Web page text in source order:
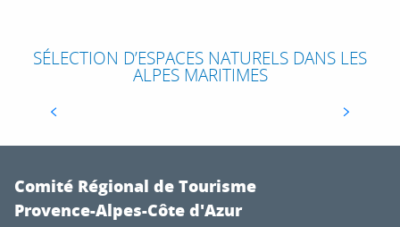
SÉLECTION D’ESPACES NATURELS DANS LES
ALPES MARITIMES
LA VALLÉE DE LA VÉSUBIE
Née dans le massif du Mercantour, la Vésubie
de mêler ses eaux à celles du Var puis de la
Méditerranée. Réputée pour ses paysages...
LIRE LA SUITE
Comité Régional de Tourisme
Provence-Alpes-Côte d'Azur